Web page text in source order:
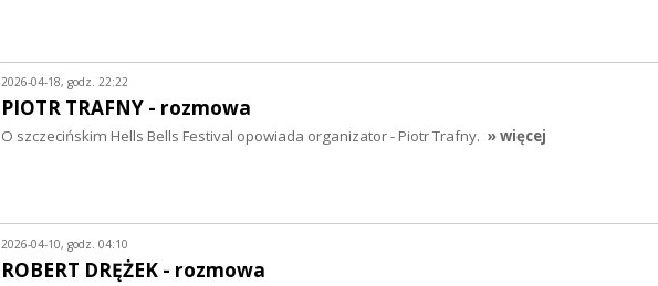
2026-04-18, godz. 22:22
PIOTR TRAFNY - rozmowa
O szczecińskim Hells Bells Festival opowiada organizator - Piotr Trafny. » więcej
2026-04-10, godz. 04:10
ROBERT DRĘŻEK - rozmowa